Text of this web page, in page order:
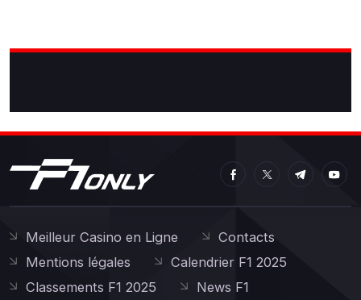
Meilleur Casino en Ligne
Contacts
Mentions légales
Calendrier F1 2025
Classements F1 2025
News F1